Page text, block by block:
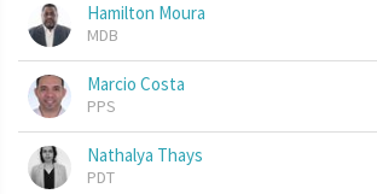
Hamilton Moura
MDB
Marcio Costa
PPS
Nathalya Thays
PDT